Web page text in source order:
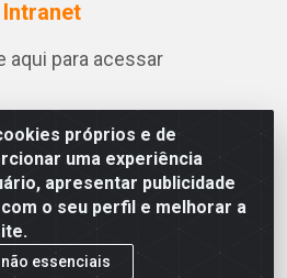
próprios e de
uma experiência
apresentar publicidade
o seu perfil e melhorar a
essenciais
Intranet
aqui para acessar
Jose de Souza Leite, 265 - Ariado,
AL - CEP 57.442-000 - CNPJ
0001-06